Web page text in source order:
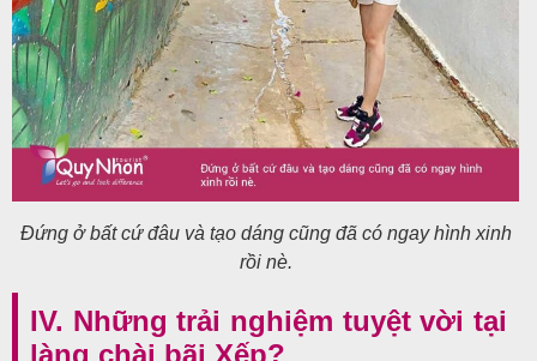
Đứng ở bất cứ đâu và tạo dáng cũng đã có ngay hình xinh
rồi nè.
IV. Những trải nghiệm tuyệt vời tại
làng chài bãi Xếp?